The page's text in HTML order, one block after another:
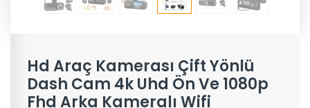
Hd Araç Kamerası Çift Yönlü
Dash Cam 4k Uhd Ön Ve 1080p
Fhd Arka Kameralı Wifi